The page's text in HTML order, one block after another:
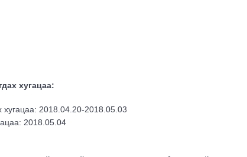
хугацаа:
хугацаа: 2018.04.20-2018.05.03
2018.05.04